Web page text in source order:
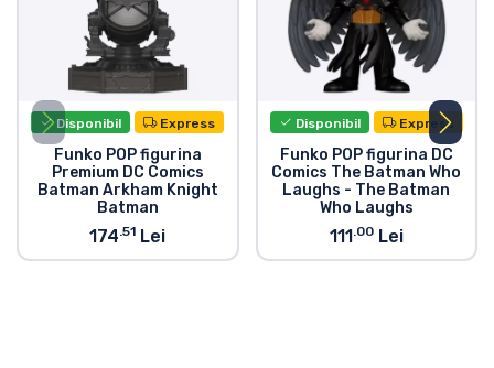
Disponibil Express
Funko POP figurina
Premium DC Comics
Batman Arkham Knight
Batman
174.51 Lei
Disponibil Express
Funko POP figurina DC
Comics The Batman Who
Laughs - The Batman
Who Laughs
111.00Lei